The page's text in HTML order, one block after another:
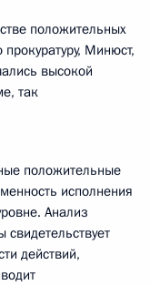
положительных
Минюст,
высокой
так
положительные
исполнения
Анализ
действий,